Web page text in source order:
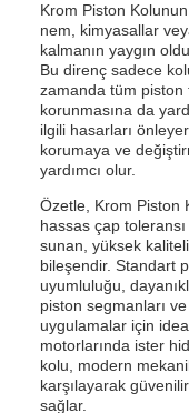
Krom Piston
nem, kimyasallar
kalmanın yaygın
Bu direnç sadece
zamanda tüm piston
korunmasına da
ilgili hasarları
korumaya ve
yardımcı olur.
Özetle, Krom Piston
hassas çap
sunan, yüksek
bileşendir. Standart
uyumluluğu,
piston segmanları
uygulamalar için
motorlarında ister
kolu, modern
karşılayarak
sağlar.